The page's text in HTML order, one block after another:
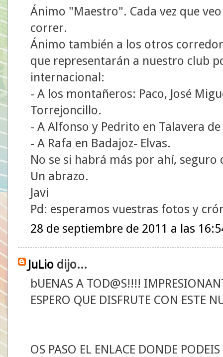
Ánimo "Maestro". Cada vez que
correr.
Ánimo también a los otros
que representarán a nuestro club
internacional:
- A los montañeros: Paco, José
Torrejoncillo.
- A Alfonso y Pedrito en Talavera de
- A Rafa en Badajoz- Elvas.
No se si habrá más por ahí, seguro
Un abrazo.
Javi
Pd: esperamos vuestras fotos y
28 de septiembre de 2011 a las
JuLio dijo...
bUENAS A TOD@S!!!!
ESPERO QUE DISFRUTE CON ESTE
OS PASO EL ENLACE DONDE